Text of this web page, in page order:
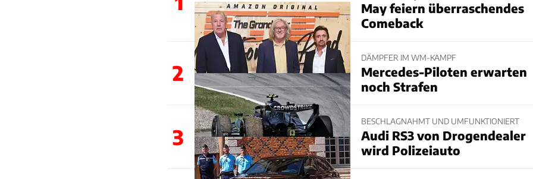
May feiern überraschendes
Comeback
2
DÄMPFER IM WM-KAMPF
Mercedes-Piloten erwarten
noch Strafen
3
BESCHLAGNAHMT UND UMFUNKTIONIERT
Audi RS3 von Drogendealer
wird Polizeiauto